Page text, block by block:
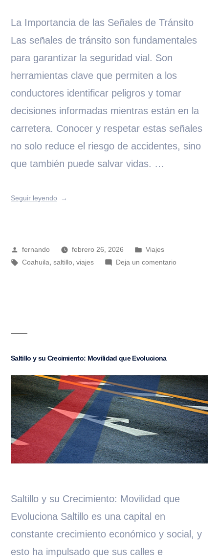
La Importancia de las Señales de Tránsito
Las señales de tránsito son fundamentales
para garantizar la seguridad vial. Son
herramientas clave que permiten a los
conductores identificar peligros y tomar
decisiones informadas mientras están en la
carretera. Conocer y respetar estas señales
no solo reduce el riesgo de accidentes, sino
que también puede salvar vidas. …
Seguir leyendo
fernando febrero 26, 2026
Viajes
Coahuila,saltillo,viajes Deja un comentario
Saltillo y su Crecimiento: Movilidad que Evoluciona
Saltillo y su Crecimiento: Movilidad que
Evoluciona Saltillo es una capital en
constante crecimiento económico y social, y
esto ha impulsado que sus calles e